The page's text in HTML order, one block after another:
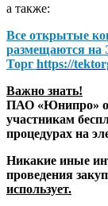
а также:
Все открытые
размещаются на
Торг https://
Важно знать!
ПАО «Юнипро»
участникам
процедурах на
Никакие иные
проведения
использует.